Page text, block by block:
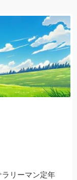
リーマン定年